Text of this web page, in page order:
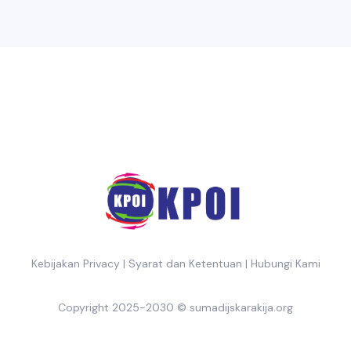
Kebijakan Privacy| Syarat dan Ketentuan | Hubungi Kami
Copyright 2025-2030 © sumadijskarakija.org